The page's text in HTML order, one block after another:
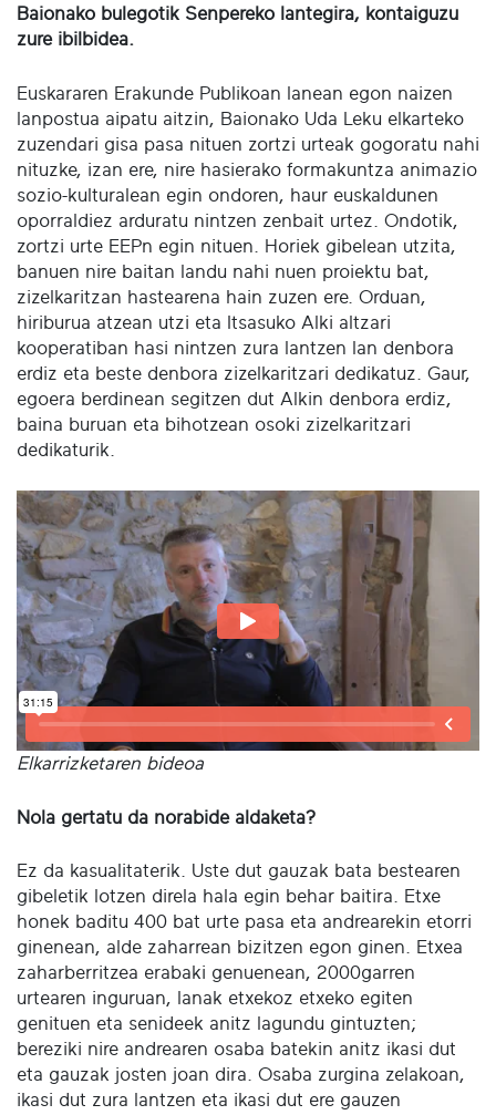
Baionako bulegotik Senpereko lantegira, kontaiguzu
zure ibilbidea.
Euskararen Erakunde Publikoan lanean egon naizen
lanpostua aipatu aitzin, Baionako Uda Leku elkarteko
zuzendari gisa pasa nituen zortzi urteak gogoratu nahi
nituzke, izan ere, nire hasierako formakuntza animazio
sozio-kulturalean egin ondoren, haur euskaldunen
oporraldiez arduratu nintzen zenbait urtez. Ondotik,
zortzi urte EEPn egin nituen. Horiek gibelean utzita,
banuen nire baitan landu nahi nuen proiektu bat,
zizelkaritzan hastearena hain zuzen ere. Orduan,
hiriburua atzean utzi eta Itsasuko Alki altzari
kooperatiban hasi nintzen zura lantzen lan denbora
erdiz eta beste denbora zizelkaritzari dedikatuz. Gaur,
egoera berdinean segitzen dut Alkin denbora erdiz,
baina buruan eta bihotzean osoki zizelkaritzari
dedikaturik.
Elkarrizketaren bideoa
Nola gertatu da norabide aldaketa?
Ez da kasualitaterik. Uste dut gauzak bata bestearen
gibeletik lotzen direla hala egin behar baitira. Etxe
honek baditu 400 bat urte pasa eta andrearekin etorri
ginenean, alde zaharrean bizitzen egon ginen. Etxea
zaharberritzea erabaki genuenean, 2000garren
urtearen inguruan, lanak etxekoz etxeko egiten
genituen eta senideek anitz lagundu gintuzten;
bereziki nire andrearen osaba batekin anitz ikasi dut
eta gauzak josten joan dira. Osaba zurgina zelakoan,
ikasi dut zura lantzen eta ikasi dut ere gauzen